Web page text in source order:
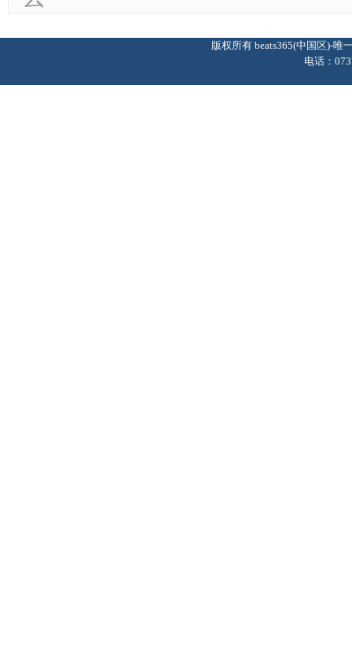
版权所有 beats365(中国区)-
电话：